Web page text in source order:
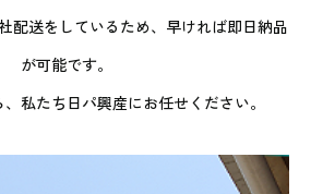
配送をしているため、早ければ即日納品
が可能です。
私たち日パ興産にお任せください。